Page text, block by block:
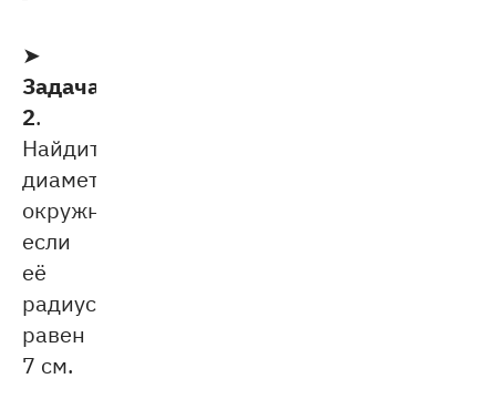
➤
Задача
2.
Найдите
диаметр
окружности,
если
её
радиус
равен
7 см.